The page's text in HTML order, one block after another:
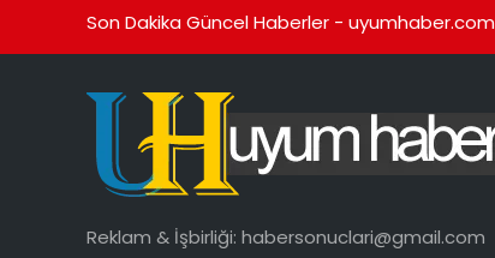
Son Dakika Güncel Haberler - uyumhaber.com
Reklam & İşbirliği: habersonuclari@gmail.com